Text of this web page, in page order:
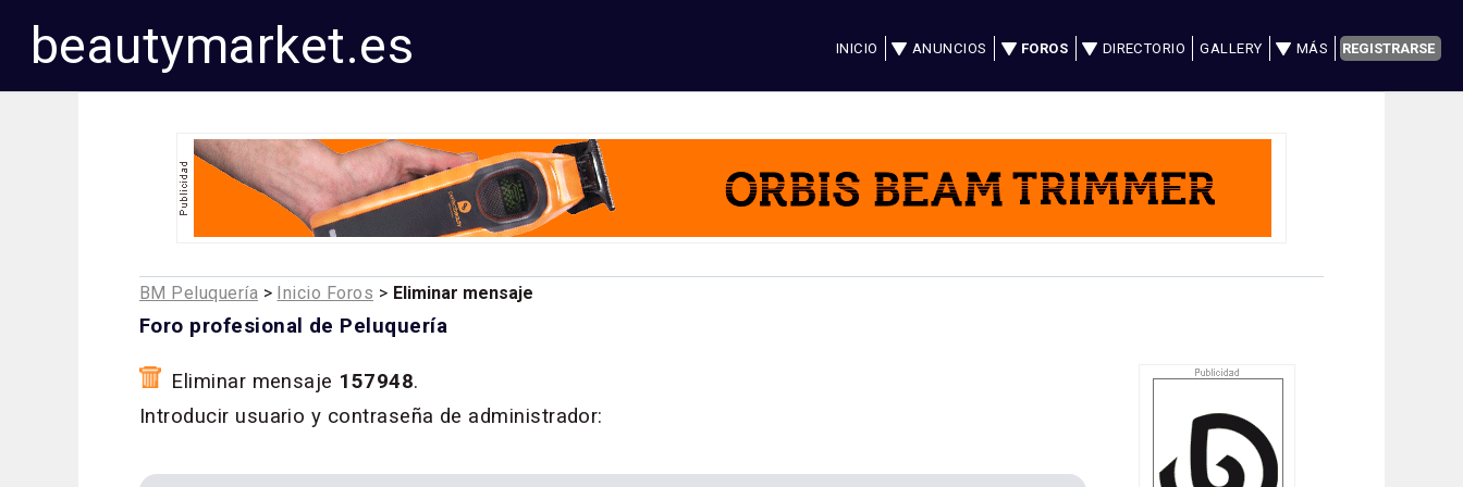
beautymarket.es INICIO ANUNCIOS FOROS DIRECTORIO GALLERY MÁS REGISTRARSE
BM Peluquería > Inicio Foros > Eliminar mensaje
Foro profesional de Peluquería
Eliminar mensaje 157948.
Introducir usuario y contraseña de administrador: